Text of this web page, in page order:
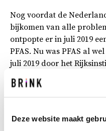
Deze website maakt
Nog voordat de
bijkomen van alle
ontpopte er in juli 2019
PFAS. Nu was PFAS al
juli 2019 door het
en Milieu (RIVM)
hoeveelheden PFAS in
per kilo werd